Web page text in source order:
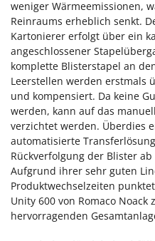
weniger Wärmeemissionen,
Reinraums erheblich senkt.
Kartonierer erfolgt über ein
angeschlossener
komplette Blisterstapel an
Leerstellen werden erstmals
und kompensiert. Da keine
werden, kann auf das
verzichtet werden. Überdies
automatisierte
Rückverfolgung der Blister
Aufgrund ihrer sehr guten
Produktwechselzeiten
Unity 600 von Romaco
hervorragenden